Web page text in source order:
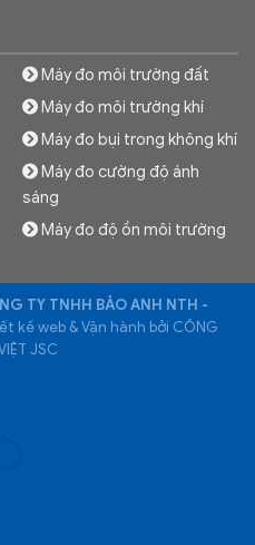
Máy đo môi trường đất
Máy đo môi trường khí
Máy đo bụi trong không khí
Máy đo cường độ ánh
sáng
Máy đo độ ồn môi trường
TY TNHH BẢO ANH NTH -
kế web & Vận hành bởi CÔNG
JSC